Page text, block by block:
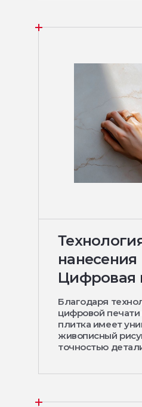
нанесения
Цифровая
Благодаря
цифровой
плитка имеет
живописный
точностью